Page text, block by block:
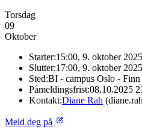
Torsdag
09
Oktober
Starter:15:00, 9. oktober 2025
Slutter:17:00, 9. oktober 2025
Sted:BI - campus Oslo -
Påmeldingsfrist:08.10.2025
Kontakt:Diane Rah
Meld deg på